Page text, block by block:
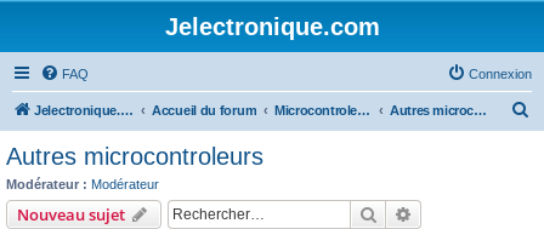
Jelectronique.com
FAQ Connexion
Jelectronique.com Accueil du forum Microcontroleurs Autres microcontroleurs
Autres microcontroleurs
Modérateur : Modérateur
Nouveau sujet Rechercher